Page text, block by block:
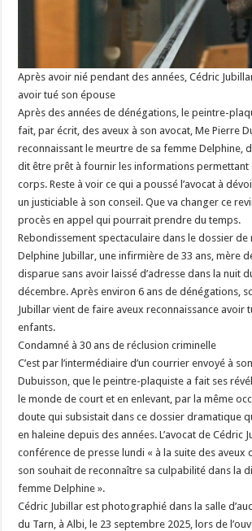
Après avoir nié pendant des années, Cédric
avoir tué son épouse
Après des années de dénégations, le peintre-
fait, par écrit, des aveux à son avocat, Me Pierre
reconnaissant le meurtre de sa femme Delphine,
dit être prêt à fournir les informations permettant
corps. Reste à voir ce qui a poussé l’avocat à
un justiciable à son conseil. Que va changer ce
procès en appel qui pourrait prendre du temps.
Rebondissement spectaculaire dans le dossier de
Delphine Jubillar, une infirmière de 33 ans, mère
disparue sans avoir laissé d’adresse dans la nuit
décembre. Après environ 6 ans de dénégations,
Jubillar vient de faire aveux reconnaissance avoir
enfants.
Condamné à 30 ans de réclusion criminelle
C’est par l’intermédiaire d’un courrier envoyé à
Dubuisson, que le peintre-plaquiste a fait ses
le monde de court et en enlevant, par la même
doute qui subsistait dans ce dossier dramatique
en haleine depuis des années. L’avocat de Cédric
conférence de presse lundi « à la suite des aveux
son souhait de reconnaître sa culpabilité dans la
femme Delphine ».
Cédric Jubillar est photographié dans la salle
du Tarn, à Albi, le 23 septembre 2025, lors de